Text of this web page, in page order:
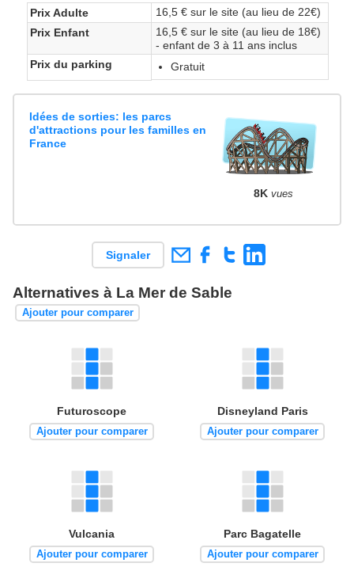
Prix Adulte
16,5 € sur le site (au lieu de 22€)
Prix Enfant
16,5 € sur le site (au lieu de 18€)
- enfant de 3 à 11 ans inclus
Prix du parking
Gratuit
Idées de sorties: les parcs
d'attractions pour les familles en
France
8K vues
Signaler
Alternatives à La Mer de Sable
Ajouter pour comparer
Futuroscope
Ajouter pour comparer
Disneyland Paris
Ajouter pour comparer
Vulcania
Ajouter pour comparer
Parc Bagatelle
Ajouter pour comparer